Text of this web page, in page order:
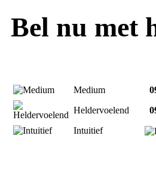
Bel nu met
Medium
Heldervoelend
Intuitief